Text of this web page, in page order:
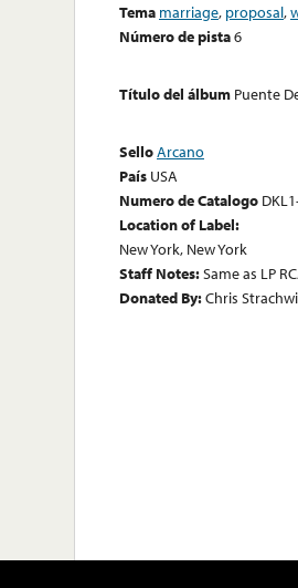
Tema marriage, proposal,
Número de pista6
Título del álbum Puente
SelloArcano
País USA
Numero de Catalogo
Location of Label:
New York, New York
Staff Notes:Same as LP
Donated By:Chris